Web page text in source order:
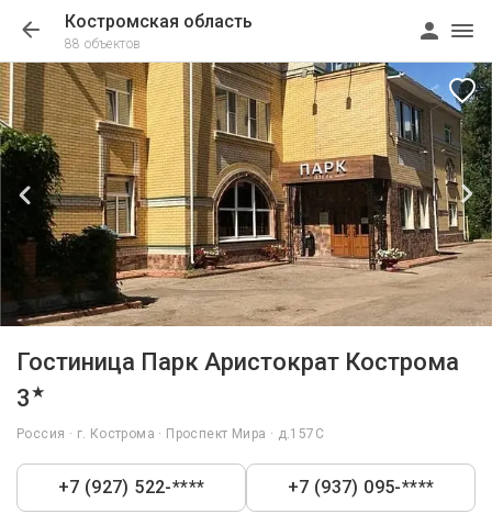
Костромская область
88 объектов
Гостиница Парк Аристократ Кострома
3★
Россия · г. Кострома · Проспект Мира · д.157С
+7 (927) 522-**** +7 (937) 095-****